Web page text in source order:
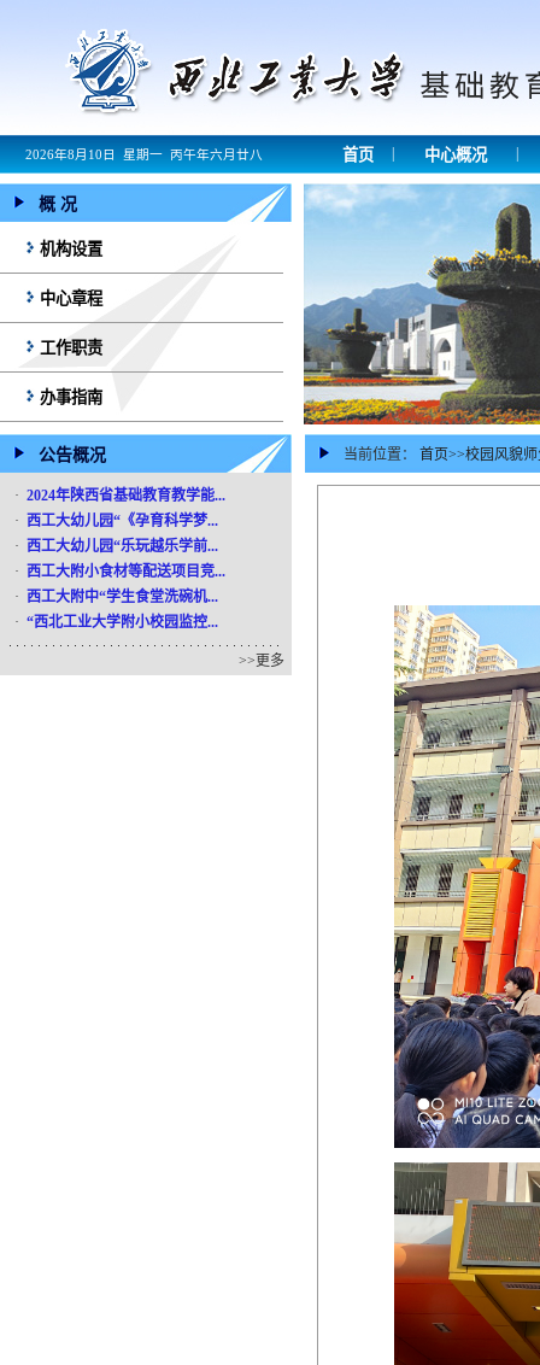
2026年8月10日 星期一 丙午年六月廿八 首页 中心概况
概 况
机构设置
中心章程
工作职责
办事指南
公告概况
· 2024年陕西省基础教育教学能...
· 西工大幼儿园“《孕育科学梦...
· 西工大幼儿园“乐玩越乐学前...
· 西工大附小食材等配送项目竞...
· 西工大附中“学生食堂洗碗机...
· “西北工业大学附小校园监控...
>>更多
当前位置： 首页>>校园风貌